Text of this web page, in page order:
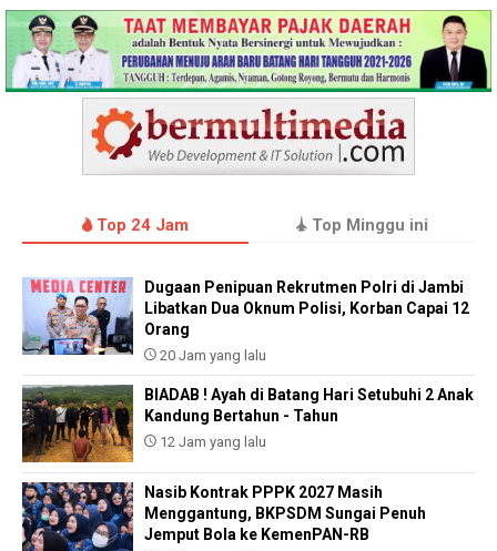
Top 24 Jam Top Minggu ini
Dugaan Penipuan Rekrutmen Polri di Jambi
Libatkan Dua Oknum Polisi, Korban Capai 12
Orang
20 Jam yang lalu
BIADAB ! Ayah di Batang Hari Setubuhi 2 Anak
Kandung Bertahun - Tahun
12 Jam yang lalu
Nasib Kontrak PPPK 2027 Masih
Menggantung, BKPSDM Sungai Penuh
Jemput Bola ke KemenPAN-RB